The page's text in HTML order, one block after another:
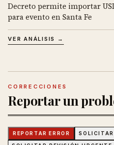
Decreto permite importar
para evento en Santa Fe
VER ANÁLISIS →
CORRECCIONES
Reportar un
REPORTAR ERROR SOLICITAR